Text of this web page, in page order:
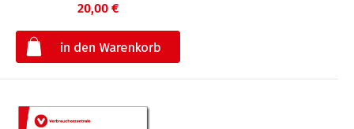
20,00 €